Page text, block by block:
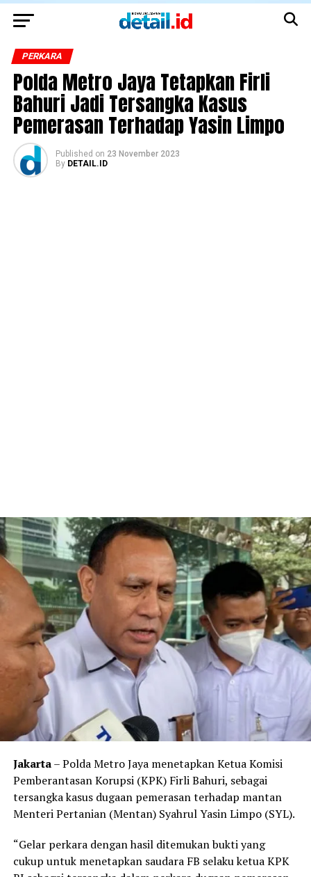
PERKARA
Polda Metro Jaya Tetapkan Firli
Bahuri Jadi Tersangka Kasus
Pemerasan Terhadap Yasin Limpo
Published on 23 November 2023
By DETAIL.ID
Jakarta– Polda Metro Jaya menetapkan Ketua Komisi
Pemberantasan Korupsi (KPK) Firli Bahuri, sebagai
tersangka kasus dugaan pemerasan terhadap mantan
Menteri Pertanian (Mentan) Syahrul Yasin Limpo (SYL).
“Gelar perkara dengan hasil ditemukan bukti yang
cukup untuk menetapkan saudara FB selaku ketua KPK